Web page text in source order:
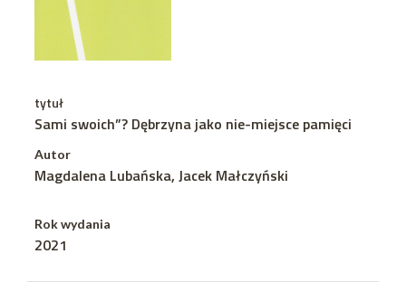
tytuł
Sami swoich”? Dębrzyna jako nie-miejsce pamięci
Autor
Magdalena Lubańska, Jacek Małczyński
Rok wydania
2021